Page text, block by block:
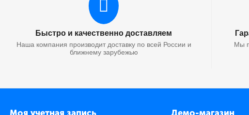
Быстро и качественно доставляем
Наша компания производит доставку по всей России и
ближнему зарубежью
Мы